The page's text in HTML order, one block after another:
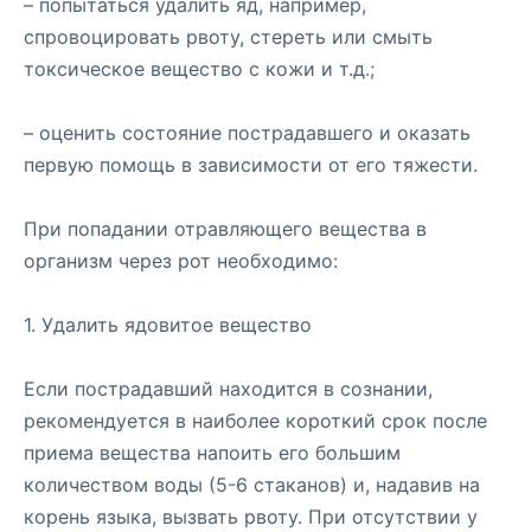
– попытаться удалить яд, например,
спровоцировать рвоту, стереть или смыть
токсическое вещество с кожи и т.д.;
– оценить состояние пострадавшего и оказать
первую помощь в зависимости от его тяжести.
При попадании отравляющего вещества в
организм через рот необходимо:
1. Удалить ядовитое вещество
Если пострадавший находится в сознании,
рекомендуется в наиболее короткий срок после
приема вещества напоить его большим
количеством воды (5-6 стаканов) и, надавив на
корень языка, вызвать рвоту. При отсутствии у